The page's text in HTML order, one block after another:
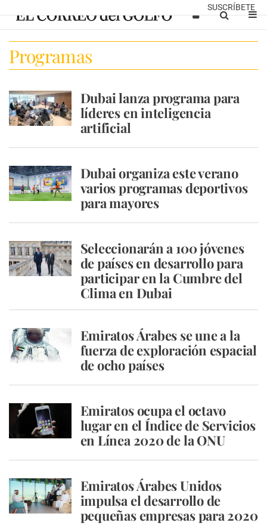
SUSCRÍBETE
Programas
Dubai lanza programa para
líderes en inteligencia
artificial
Dubai organiza este verano
varios programas deportivos
para mayores
Seleccionarán a 100 jóvenes
de países en desarrollo para
participar en la Cumbre del
Clima en Dubai
Emiratos Árabes se une a la
fuerza de exploración espacial
de ocho países
Emiratos ocupa el octavo
lugar en el Índice de Servicios
en Línea 2020 de la ONU
Emiratos Árabes Unidos
impulsa el desarrollo de
pequeñas empresas para 2020